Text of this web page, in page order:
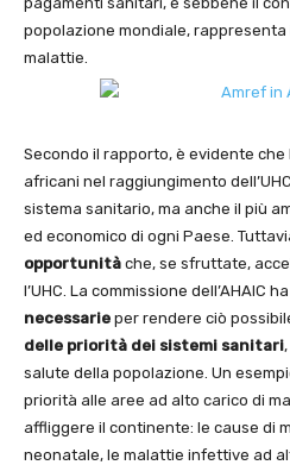
popolazione mondiale, rappresenta
malattie.
Secondo il rapporto, è evidente
africani nel raggiungimento
sistema sanitario, ma anche il più
ed economico di ogni Paese.
opportunità che, se sfruttate,
l’UHC. La commissione dell’AHAIC
necessarie per rendere ciò
delle priorità dei sistemi sanitari
salute della popolazione. Un
priorità alle aree ad alto carico di
affliggere il continente: le cause di
neonatale, le malattie infettive ad